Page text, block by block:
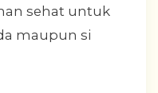
sehat untuk
maupun si